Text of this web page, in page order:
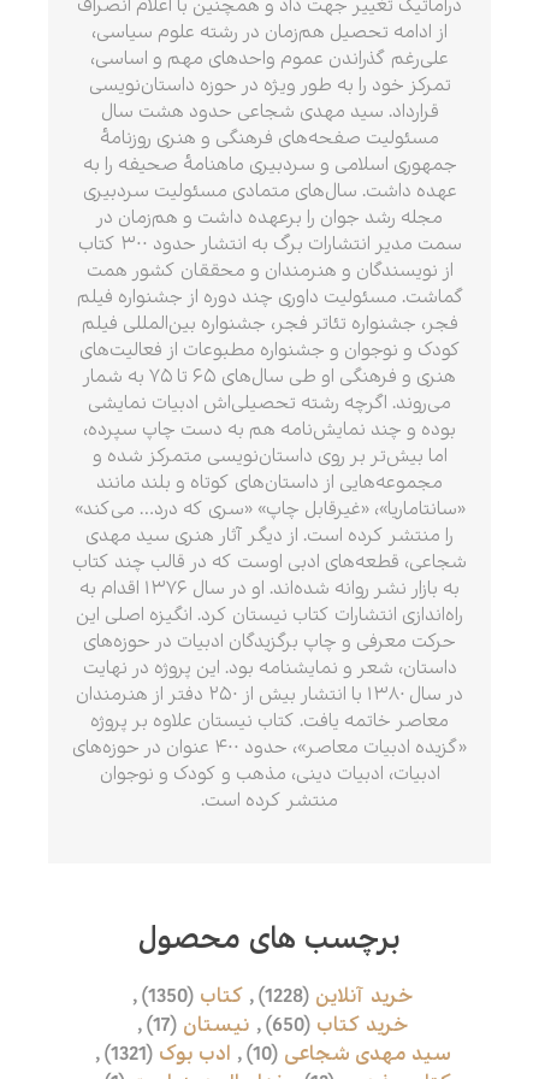
دراماتیک تغییر جهت داد و همچنین با اعلام انصراف
از ادامه تحصیل هم‌زمان در رشته علوم سیاسی،
علی‌رغم گذراندن عموم واحدهای مهم و اساسی،
تمرکز خود را به طور ویژه در حوزه داستان‌نویسی
قرارداد. سید مهدی شجاعی حدود هشت سال
مسئولیت صفحه‌های فرهنگی و هنری روزنامهٔ
جمهوری اسلامی و سردبیری ماهنامهٔ صحیفه را به
عهده داشت. سال‌های متمادی مسئولیت سردبیری
مجله رشد جوان را برعهده داشت و هم‌زمان در
سمت مدیر انتشارات برگ به انتشار حدود ۳۰۰ کتاب
از نویسندگان و هنرمندان و محققان کشور همت
گماشت. مسئولیت داوری چند دوره از جشنواره فیلم
فجر، جشنواره تئاتر فجر، جشنواره بین‌المللی فیلم
کودک و نوجوان و جشنواره مطبوعات از فعالیت‌های
هنری و فرهنگی او طی سال‌های ۶۵ تا ۷۵ به شمار
می‌روند. اگرچه رشته تحصیلی‌اش ادبیات نمایشی
بوده و چند نمایش‌نامه هم به دست چاپ سپرده،
اما بیش‌تر بر روی داستان‌نویسی متمرکز شده و
مجموعه‌هایی از داستان‌های کوتاه و بلند مانند
«سانتاماریا»، «غیرقابل چاپ» «سری که درد… می‌کند»
را منتشر کرده است. از دیگر آثار هنری سید مهدی
شجاعی، قطعه‌های ادبی اوست که در قالب چند کتاب
به بازار نشر روانه شده‌اند. او در سال ۱۳۷۶ اقدام به
راه‌اندازی انتشارات کتاب نیستان کرد. انگیزه اصلی این
حرکت معرفی و چاپ برگزیدگان ادبیات در حوزه‌های
داستان، شعر و نمایشنامه بود. این پروژه در نهایت
در سال ۱۳۸۰ با انتشار بیش از ۲۵۰ دفتر از هنرمندان
معاصر خاتمه یافت. کتاب نیستان علاوه بر پروژه
«گزیده ادبیات معاصر»، حدود ۴۰۰ عنوان در حوزه‌های
ادبیات، ادبیات دینی، مذهب و کودک و نوجوان
منتشر کرده است.
برچسب های محصول
خرید آنلاین (1228)
, کتاب (1350)
,
خرید کتاب (650)
, نیستان (17)
,
سید مهدی شجاعی (10)
, ادب بوک (1321)
,